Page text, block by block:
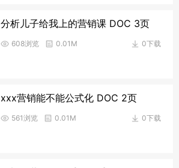
分析儿子给我上的营销课 DOC 3页
0下载
608浏览 0.01M
xxx营销能不能公式化 DOC 2页
0下载
561浏览 0.01M